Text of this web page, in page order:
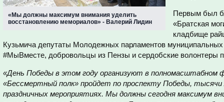
«Мы должны максимум внимания уделить
восстановлению мемориалов» - Валерий Лидин
Первым был
«Братская
кладбище
Кузьмича депутаты Молодежных парламентов
#МыВместе, добровольцы из Пензы и сердобские волонтеры
«День Победы в этом году организуют в
«Бессмертный полк» пройдет по проспекту Победы,
праздничных мероприятиях. Мы должны сегодня максимум